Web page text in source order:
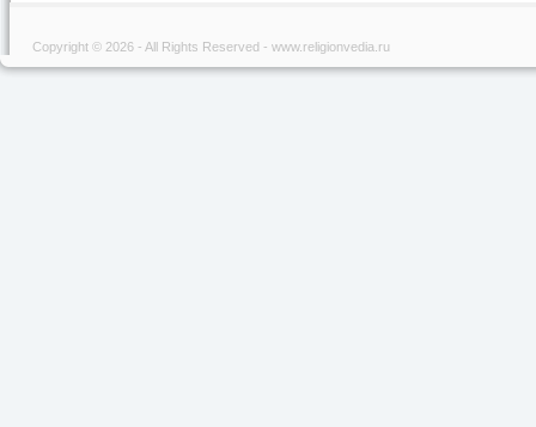
Copyright © 2026 - All Rights Reserved - www.religionvedia.ru